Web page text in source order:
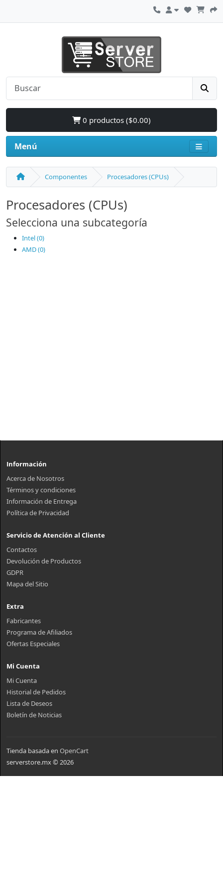
0 productos ($0.00)
Menú
Componentes Procesadores (CPUs)
Procesadores (CPUs)
Selecciona una subcategoría
Intel (0)
AMD (0)
Información
Acerca de Nosotros
Términos y condiciones
Información de Entrega
Política de Privacidad
Servicio de Atención al Cliente
Contactos
Devolución de Productos
GDPR
Mapa del Sitio
Extra
Fabricantes
Programa de Afiliados
Ofertas Especiales
Mi Cuenta
Mi Cuenta
Historial de Pedidos
Lista de Deseos
Boletín de Noticias
Tienda basada en OpenCart
serverstore.mx © 2026